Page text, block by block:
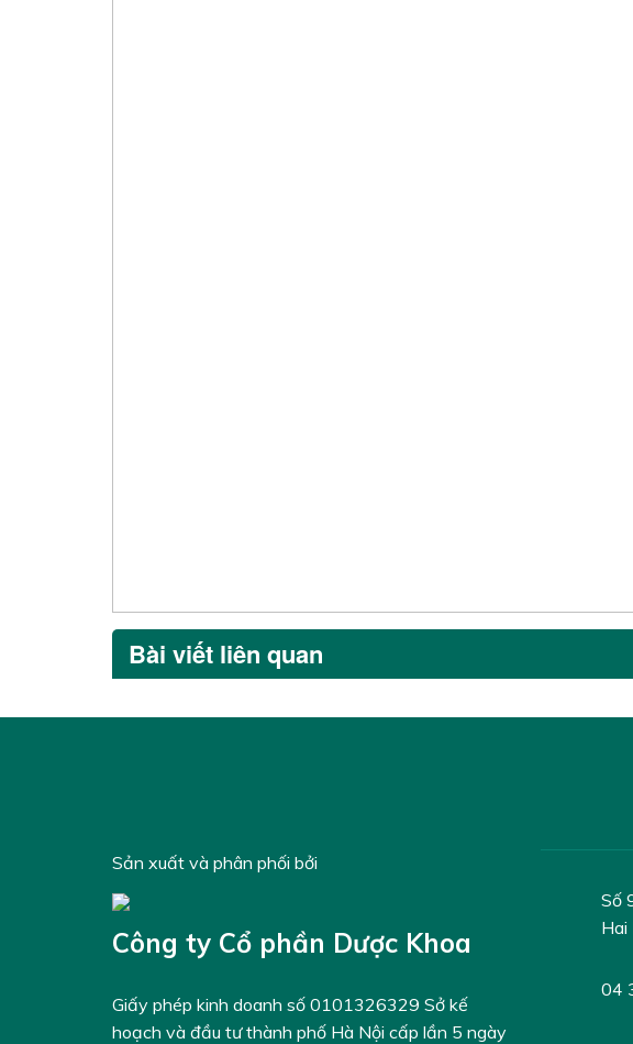
Bài viết liên quan
Sản xuất và phân phối bởi
Công ty Cổ phần Dược Khoa
Giấy phép kinh doanh số 0101326329 Sở kế
hoạch và đầu tư thành phố Hà Nội cấp lần 5 ngày
Số
Hai
04